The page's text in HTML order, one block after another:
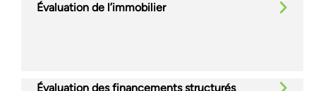
Évaluation de l’immobilier
Évaluation des financements structurés